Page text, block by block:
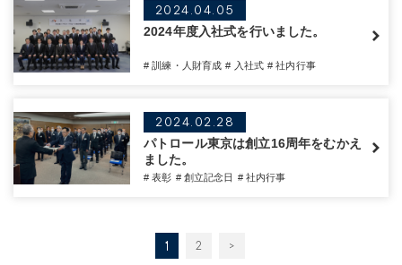
2024.04.05
2024年度入社式を行いました。
# 訓練・人財育成 # 入社式 # 社内行事
2024.02.28
パトロール東京は創立16周年をむかえ
ました。
# 表彰 # 創立記念日 # 社内行事
1 2 >